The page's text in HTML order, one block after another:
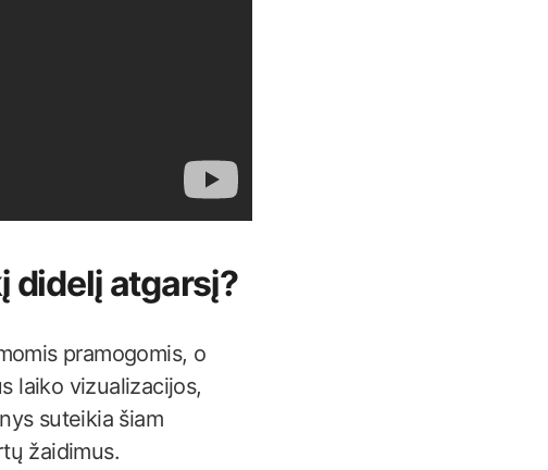
didelį atgarsį?
pramogomis, o
laiko vizualizacijos,
suteikia šiam
žaidimus.